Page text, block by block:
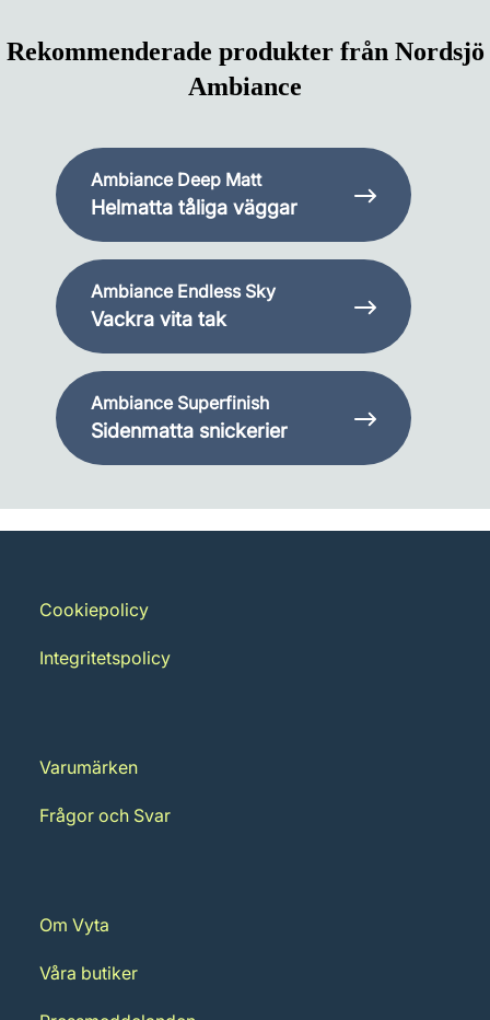
Rekommenderade produkter från Nordsjö
Ambiance
Ambiance Deep Matt
Helmatta tåliga väggar
Ambiance Endless Sky
Vackra vita tak
Ambiance Superfinish
Sidenmatta snickerier
Cookiepolicy
Integritetspolicy
Varumärken
Frågor och Svar
Om Vyta
Våra butiker